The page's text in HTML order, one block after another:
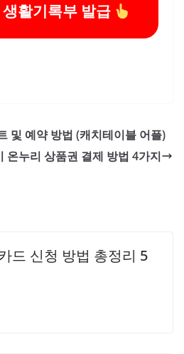
활기록부 발급
및 예약 방법 (캐치테이블 어플)
온누리 상품권 결제 방법 4가지
드 신청 방법 총정리 5